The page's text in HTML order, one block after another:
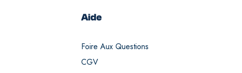
Aide
Foire Aux Questions
CGV